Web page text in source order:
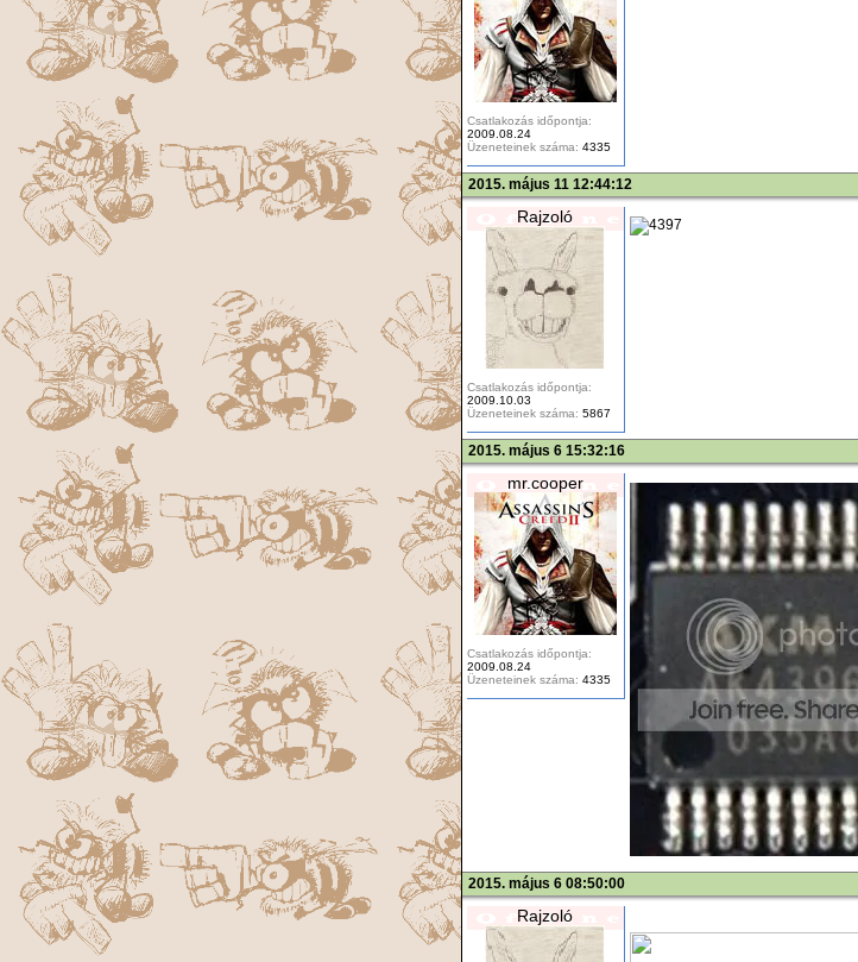
Csatlakozás időpontja:
2009.08.24
Üzeneteinek száma: 4335
2015. május 11 12:44:12
Rajzoló
Csatlakozás időpontja:
2009.10.03
Üzeneteinek száma: 5867
2015. május 6 15:32:16
mr.cooper
Csatlakozás időpontja:
2009.08.24
Üzeneteinek száma: 4335
2015. május 6 08:50:00
Rajzoló